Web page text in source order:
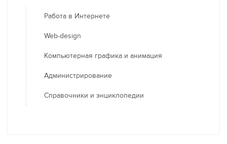
Работа в Интернете
Web-design
Компьютерная графика и анимация
Администрирование
Справочники и энциклопедии